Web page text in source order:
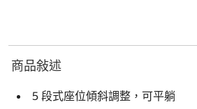
商品敍述
5 段式座位傾斜調整，可平躺